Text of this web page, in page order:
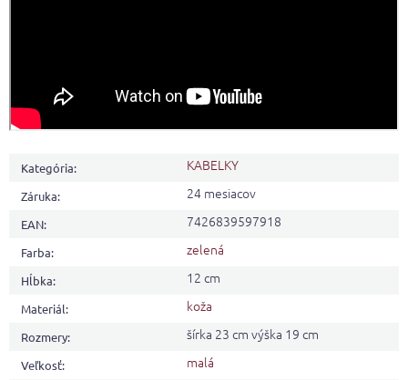
Kategória: KABELKY
Záruka: 24 mesiacov
EAN: 7426839597918
Farba: zelená
Hĺbka: 12 cm
Materiál: koža
Rozmery: šírka 23 cm výška 19 cm
Veľkosť: malá